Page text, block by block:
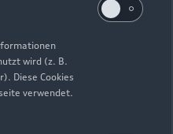
Partner 2026 wurde von
nach festgelegten
vergeben.
Format zur
wird (z. B.
Diese Cookies
verwendet.